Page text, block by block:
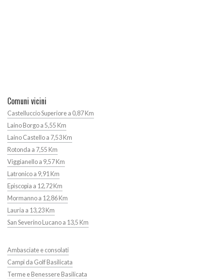
Comuni vicini
Castelluccio Superiore a 0,87 Km
Laino Borgo a 5,55 Km
Laino Castello a 7,53 Km
Rotonda a 7,55 Km
Viggianello a 9,57 Km
Latronico a 9,91 Km
Episcopia a 12,72 Km
Mormanno a 12,86 Km
Lauria a 13,23 Km
San Severino Lucano a 13,5 Km
Ambasciate e consolati
Campi da Golf Basilicata
Terme e Benessere Basilicata